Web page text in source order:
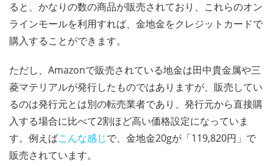
ると、かなりの数の商品が販売されており、これらのオン
ラインモールを利用すれば、金地金をクレジットカードで
購入することができます。
ただし、Amazonで販売されている地金は田中貴金属や三
菱マテリアルが発行したものではありますが、販売してい
るのは発行元とは別の転売業者であり、発行元から直接購
入する場合に比べて2割ほど高い価格設定になっていま
す。例えばこんな感じで、金地金20gが「119,820円」で
販売されています。